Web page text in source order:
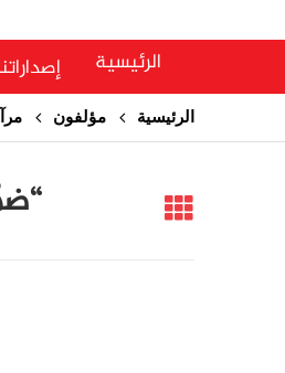
الرئيسية
الرئيسية مؤلفون